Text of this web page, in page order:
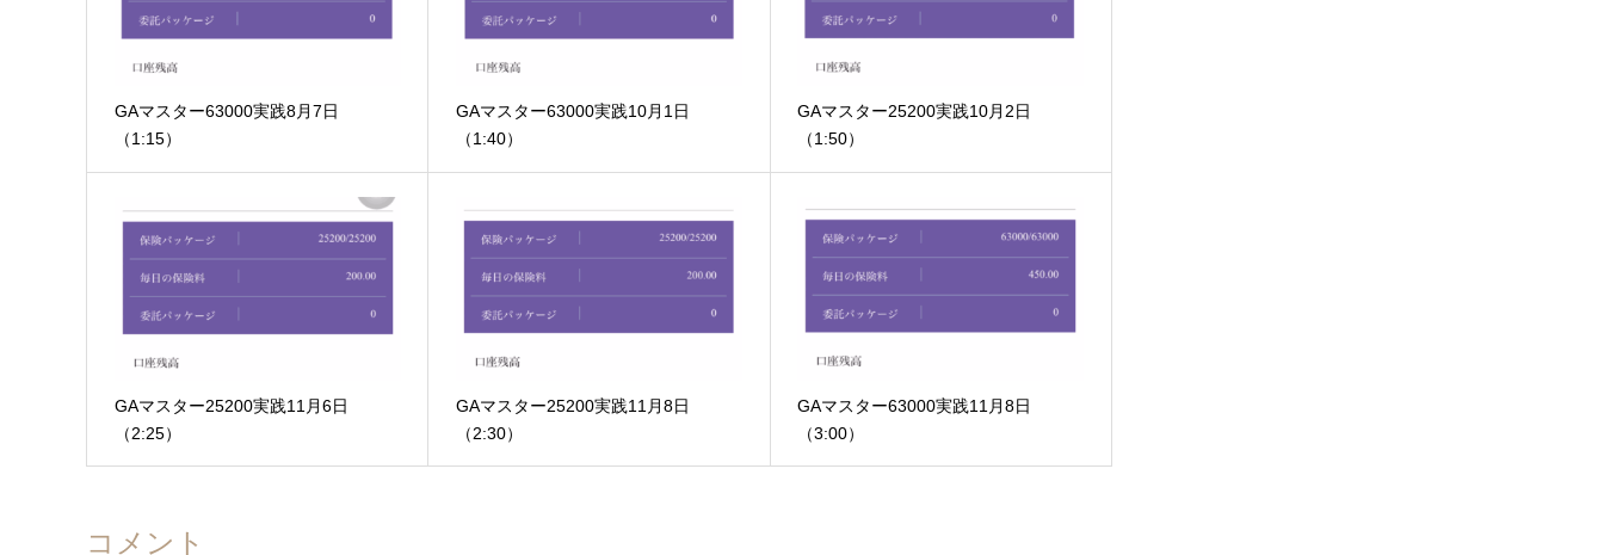
GAマスター63000実践8月7日
（1:15）
GAマスター63000実践10月1日
（1:40）
GAマスター25200実践10月2日
（1:50）
GAマスター25200実践11月6日
（2:25）
GAマスター25200実践11月8日
（2:30）
GAマスター63000実践11月8日
（3:00）
コメント